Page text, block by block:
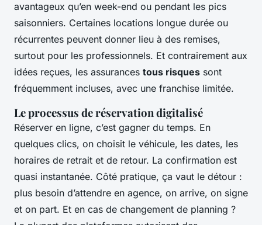
avantageux qu’en week-end ou pendant les pics
saisonniers. Certaines locations longue durée ou
récurrentes peuvent donner lieu à des remises,
surtout pour les professionnels. Et contrairement aux
idées reçues, les assurances tous risques sont
fréquemment incluses, avec une franchise limitée.
Le processus de réservation digitalisé
Réserver en ligne, c’est gagner du temps. En
quelques clics, on choisit le véhicule, les dates, les
horaires de retrait et de retour. La confirmation est
quasi instantanée. Côté pratique, ça vaut le détour :
plus besoin d’attendre en agence, on arrive, on signe
et on part. Et en cas de changement de planning ?